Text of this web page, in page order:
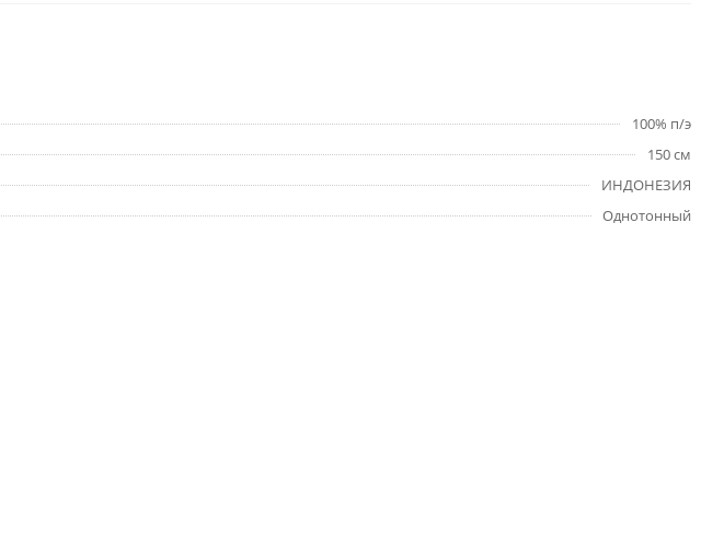
100% п/э
150 см
ИНДОНЕЗИЯ
Однотонный